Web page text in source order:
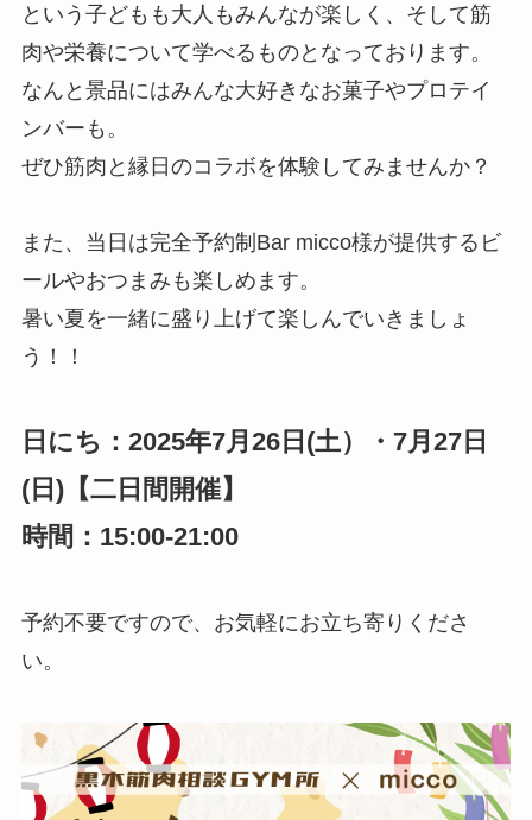
という子どもも大人もみんなが楽しく、そして筋
肉や栄養について学べるものとなっております。
なんと景品にはみんな大好きなお菓子やプロテイ
ンバーも。
ぜひ筋肉と縁日のコラボを体験してみませんか？
また、当日は完全予約制Bar micco様が提供するビ
ールやおつまみも楽しめます。
暑い夏を一緒に盛り上げて楽しんでいきましょ
う！！
日にち：2025年7月26日(土）・7月27日
(日)【二日間開催】
時間：15:00-21:00
予約不要ですので、お気軽にお立ち寄りくださ
い。